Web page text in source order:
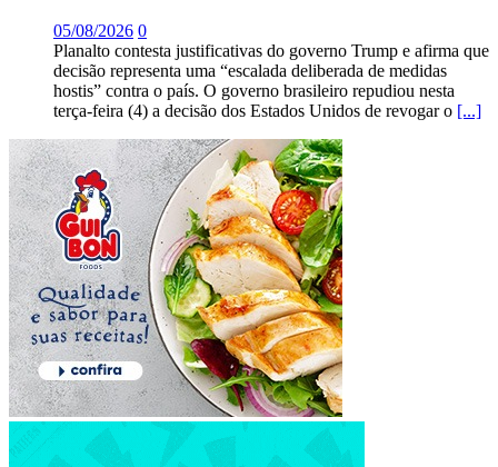
05/08/2026 0
Planalto contesta justificativas do governo Trump e afirma que
decisão representa uma “escalada deliberada de medidas
hostis” contra o país. O governo brasileiro repudiou nesta
terça-feira (4) a decisão dos Estados Unidos de revogar o [...]